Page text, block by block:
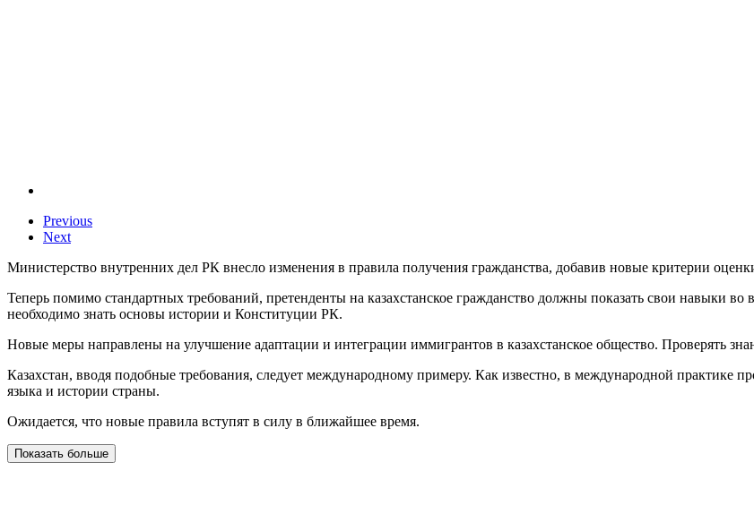
Previous
Next
Министерство внутренних дел РК внесло изменения в правила получения гражданства, добавив новые критерии
Теперь помимо стандартных требований, претенденты на казахстанское гражданство должны показать свои навыки
необходимо знать основы истории и Конституции РК.
Новые меры направлены на улучшение адаптации и интеграции иммигрантов в казахстанское общество. Проверять
Казахстан, вводя подобные требования, следует международному примеру. Как известно, в международной практике
языка и истории страны.
Ожидается, что новые правила вступят в силу в ближайшее время.
Показать больше